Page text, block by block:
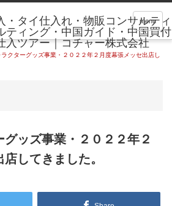
menu
クターグッズ事業・２０２２年２月度幕張メッセ出店し
ッズ事業・２０２２年２
してきました。